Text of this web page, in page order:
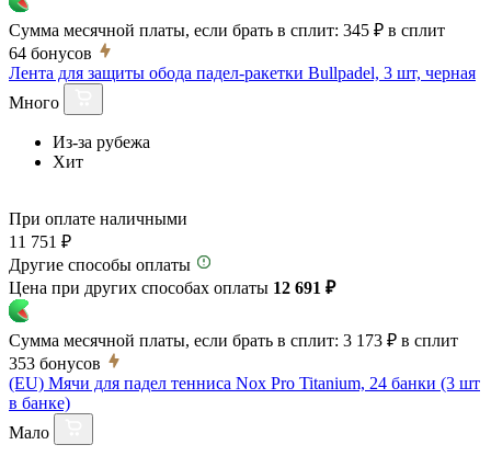
Сумма месячной платы, если брать в сплит: 345 ₽ в сплит
64 бонусов
Лента для защиты обода падел-ракетки Bullpadel, 3 шт, черная
Много
Из-за рубежа
Хит
При оплате наличными
11 751 ₽
Другие способы оплаты
Цена при других способах оплаты 12 691 ₽
Сумма месячной платы, если брать в сплит: 3 173 ₽ в сплит
353 бонусов
(EU) Мячи для падел тенниса Nox Pro Titanium, 24 банки (3 шт
в банке)
Мало